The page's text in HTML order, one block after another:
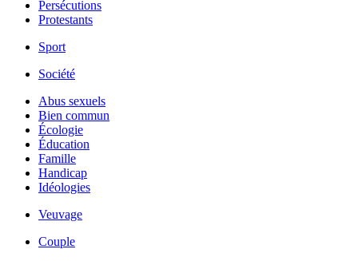
Persécutions
Protestants
Sport
Société
Abus sexuels
Bien commun
Écologie
Éducation
Famille
Handicap
Idéologies
Veuvage
Couple